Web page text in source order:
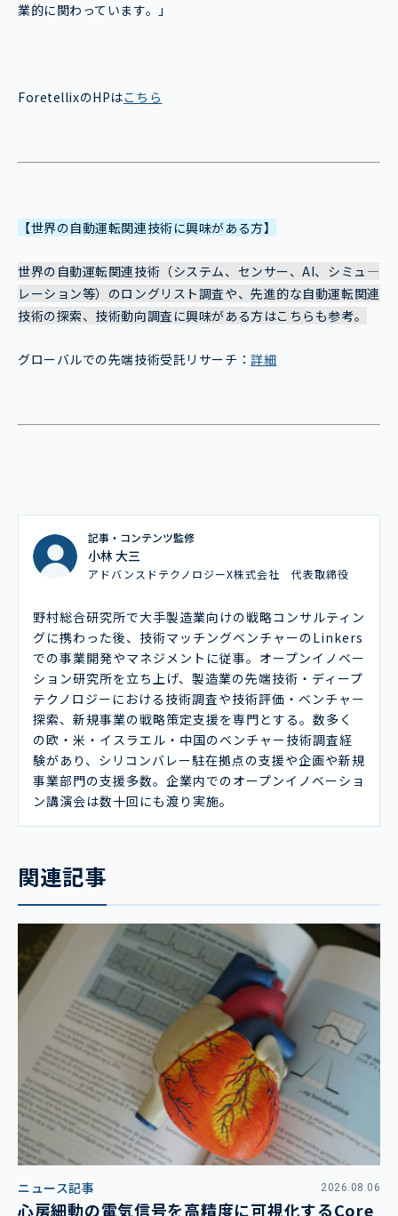
業的に関わっています。」
ForetellixのHPはこちら
【世界の自動運転関連技術に興味がある方】
世界の自動運転関連技術（システム、センサー、AI、シミュ―
レーション等）のロングリスト調査や、先進的な自動運転関連
技術の探索、技術動向調査に興味がある方はこちらも参考。
グローバルでの先端技術受託リサーチ：詳細
記事・コンテンツ監修
小林 大三
アドバンスドテクノロジーX株式会社 代表取締役
野村総合研究所で大手製造業向けの戦略コンサルティン
グに携わった後、技術マッチングベンチャーのLinkers
での事業開発やマネジメントに従事。オープンイノベー
ション研究所を立ち上げ、製造業の先端技術・ディープ
テクノロジーにおける技術調査や技術評価・ベンチャー
探索、新規事業の戦略策定支援を専門とする。数多く
の欧・米・イスラエル・中国のベンチャー技術調査経
験があり、シリコンバレー駐在拠点の支援や企画や新規
事業部門の支援多数。企業内でのオープンイノベーショ
ン講演会は数十回にも渡り実施。
関連記事
ニュース記事 2026.08.06
心房細動の電気信号を高精度に可視化するCore